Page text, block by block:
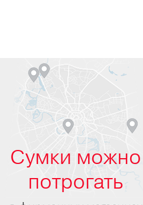
Сумки можно
потрогать